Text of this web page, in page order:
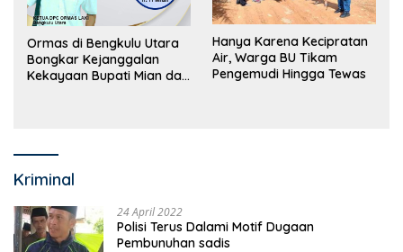
Ormas di Bengkulu Utara
Bongkar Kejanggalan
Kekayaan Bupati Mian dan
Hanya Karena Kecipratan
Air, Warga BU Tikam
Pengemudi Hingga Tewas
Kriminal
24 April 2022
Polisi Terus Dalami Motif Dugaan
Pembunuhan sadis